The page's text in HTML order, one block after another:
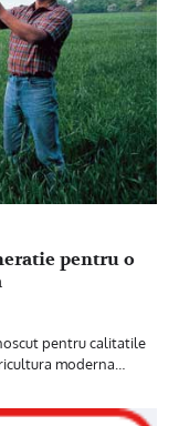
pentru o
pentru calitatile
moderna…